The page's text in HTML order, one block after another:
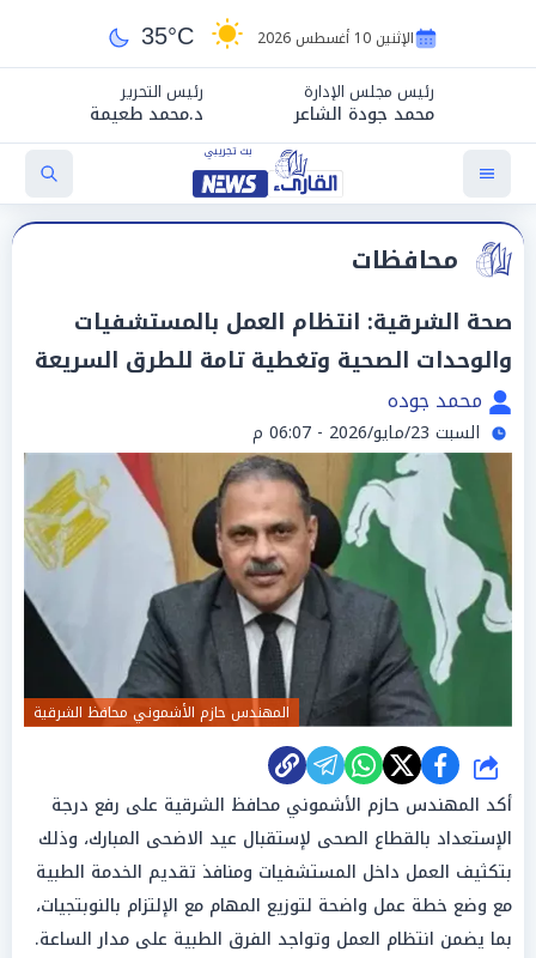
الإثنين 10 أغسطس 2026 35°C
رئيس مجلس الإدارة
محمد جودة الشاعر
رئيس التحرير
د.محمد طعيمة
محافظات
صحة الشرقية: انتظام العمل بالمستشفيات
والوحدات الصحية وتغطية تامة للطرق السريعة
محمد جوده
السبت 23/مايو/2026 - 06:07 م
المهندس حازم الأشموني محافظ الشرقية
شارك
أكد المهندس حازم الأشموني محافظ الشرقية على رفع درجة
الإستعداد بالقطاع الصحى لإستقبال عيد الاضحى المبارك، وذلك
بتكثيف العمل داخل المستشفيات ومنافذ تقديم الخدمة الطبية
مع وضع خطة عمل واضحة لتوزيع المهام مع الإلتزام بالنوبتجيات،
بما يضمن انتظام العمل وتواجد الفرق الطبية على مدار الساعة.